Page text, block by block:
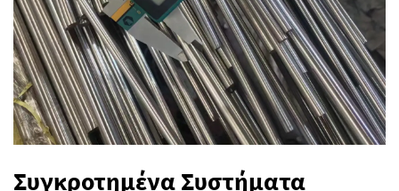
Συγκροτημένα Συστήματα